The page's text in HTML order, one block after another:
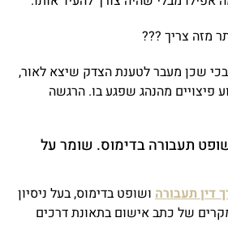
מזה צריך ???
שכן מעבר לטענת הצדק שיצא לאור,
פיצויים מהנהג שפגע בו. הרגשה
תעבורה בדימוס. שומר על
דין תעבורה ושופט בדימוס, בעל ניסיון
של כתב אישום בתאונת דרכים